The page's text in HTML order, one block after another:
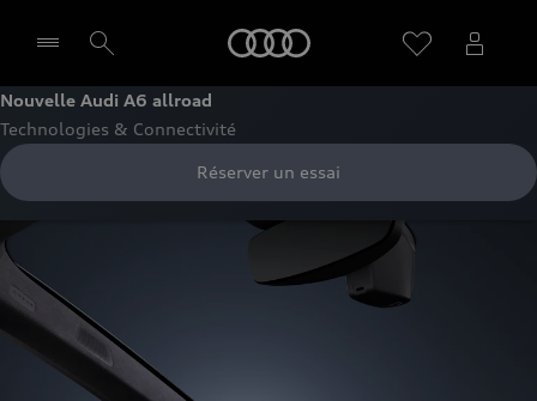
Sélectionner un Partenaire
Nouvelle Audi A6 allroad
Technologies & Connectivité
Réserver un essai